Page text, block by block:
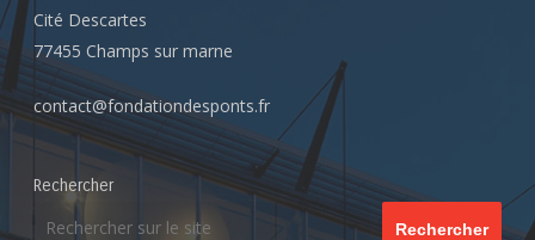
Cité Descartes
77455 Champs sur marne
contact@fondationdesponts.fr
Rechercher
Rechercher